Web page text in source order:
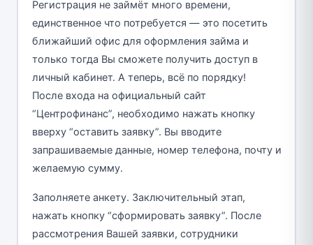
Регистрация не займёт много времени,
единственное что потребуется — это посетить
ближайший офис для оформления займа и
только тогда Вы сможете получить доступ в
личный кабинет. А теперь, всё по порядку!
После входа на официальный сайт
“Центрофинанс”, необходимо нажать кнопку
вверху “оставить заявку”. Вы вводите
запрашиваемые данные, номер телефона, почту и
желаемую сумму.
Заполняете анкету. Заключительный этап,
нажать кнопку “сформировать заявку”. После
рассмотрения Вашей заявки, сотрудники